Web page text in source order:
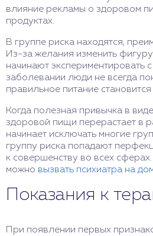
влияние рекламы о здоровом
продуктах.
В группе риска находятся,
Из-за желания изменить
начинают экспериментировать
заболевании люди не всегда
правильное питание
Когда полезная привычка в
здоровой пищи перерастает в
начинает исключать многие
группу риска попадают
к совершенству во всех
можно вызвать психиатра на
Показания к
При появлении первых